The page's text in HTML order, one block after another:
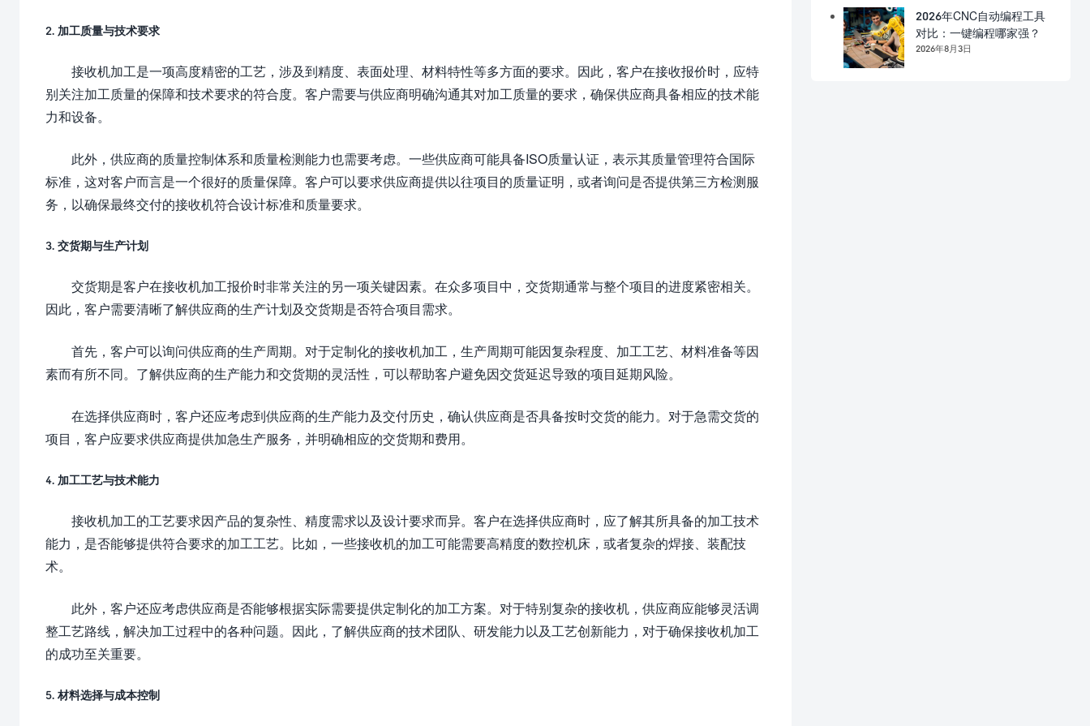
2. 加工质量与技术要求
接收机加工是一项高度精密的工艺，涉及到精度、表面处理、材料特性等多方面的要求。因此，客户在接收报价时，应特
别关注加工质量的保障和技术要求的符合度。客户需要与供应商明确沟通其对加工质量的要求，确保供应商具备相应的技术能
力和设备。
此外，供应商的质量控制体系和质量检测能力也需要考虑。一些供应商可能具备ISO质量认证，表示其质量管理符合国际
标准，这对客户而言是一个很好的质量保障。客户可以要求供应商提供以往项目的质量证明，或者询问是否提供第三方检测服
务，以确保最终交付的接收机符合设计标准和质量要求。
3. 交货期与生产计划
交货期是客户在接收机加工报价时非常关注的另一项关键因素。在众多项目中，交货期通常与整个项目的进度紧密相关。
因此，客户需要清晰了解供应商的生产计划及交货期是否符合项目需求。
首先，客户可以询问供应商的生产周期。对于定制化的接收机加工，生产周期可能因复杂程度、加工工艺、材料准备等因
素而有所不同。了解供应商的生产能力和交货期的灵活性，可以帮助客户避免因交货延迟导致的项目延期风险。
在选择供应商时，客户还应考虑到供应商的生产能力及交付历史，确认供应商是否具备按时交货的能力。对于急需交货的
项目，客户应要求供应商提供加急生产服务，并明确相应的交货期和费用。
4. 加工工艺与技术能力
接收机加工的工艺要求因产品的复杂性、精度需求以及设计要求而异。客户在选择供应商时，应了解其所具备的加工技术
能力，是否能够提供符合要求的加工工艺。比如，一些接收机的加工可能需要高精度的数控机床，或者复杂的焊接、装配技
术。
此外，客户还应考虑供应商是否能够根据实际需要提供定制化的加工方案。对于特别复杂的接收机，供应商应能够灵活调
整工艺路线，解决加工过程中的各种问题。因此，了解供应商的技术团队、研发能力以及工艺创新能力，对于确保接收机加工
的成功至关重要。
5. 材料选择与成本控制
2026年CNC自动编程工具
对比：一键编程哪家强？
2026年8月3日